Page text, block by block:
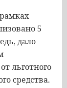
рамках
5
, дало
отльготного
средства.